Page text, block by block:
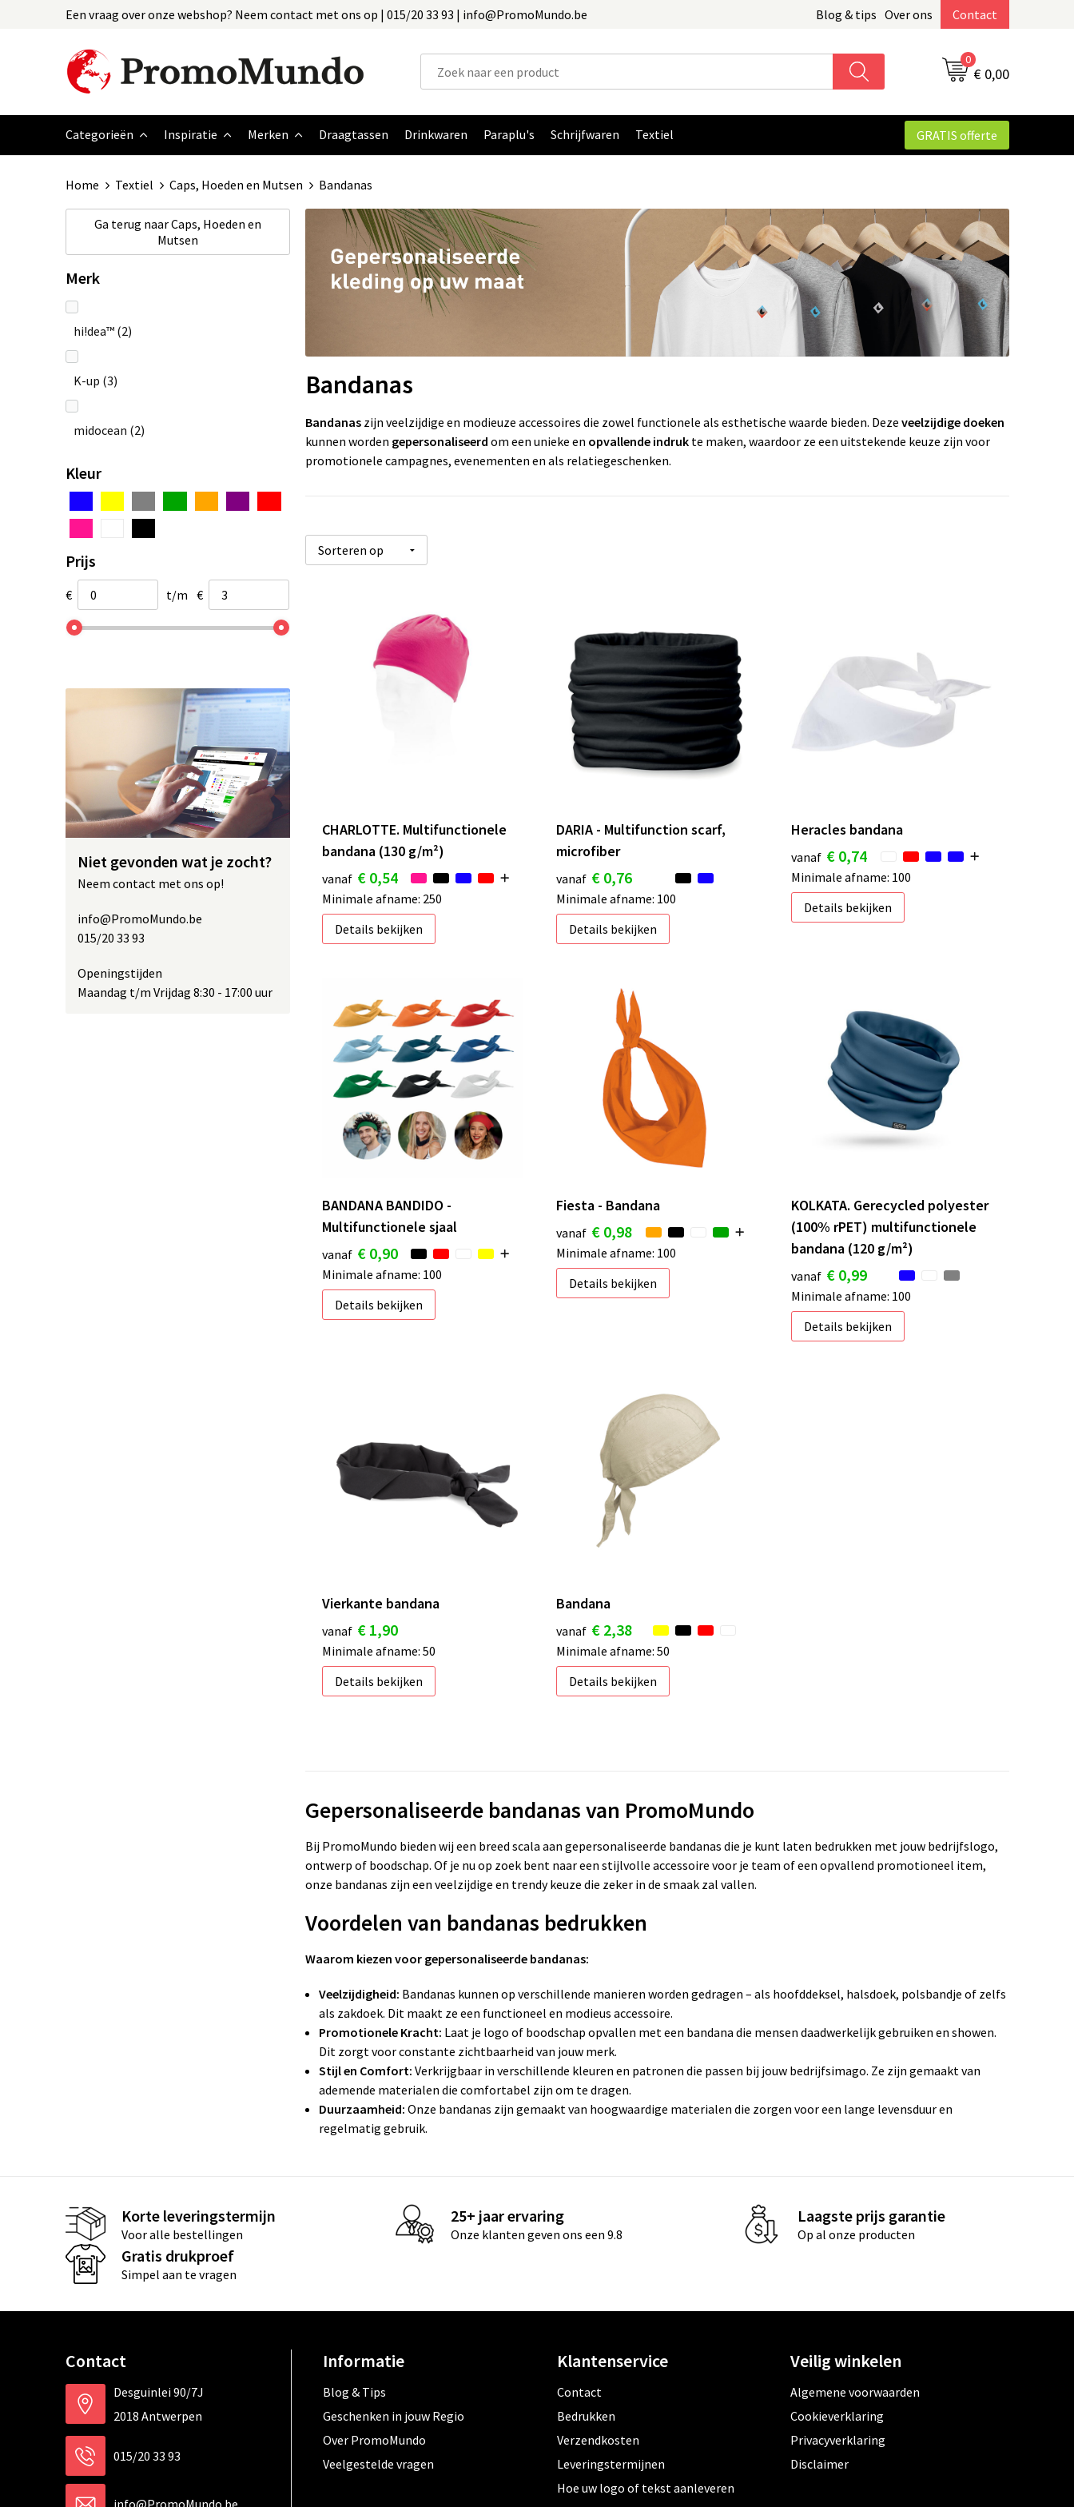
Een vraag over onze webshop? Neem contact met ons op | 015/20 33 93 | info@PromoMundo.be Blog & tips Over ons Contact
0
€ 0,00
Categorieën Inspiratie Merken Draagtassen Drinkwaren Paraplu's Schrijfwaren Textiel GRATIS offerte
Home Textiel Caps, Hoeden en Mutsen Bandanas
Ga terug naarCaps, Hoeden en
Mutsen
Merk
hi!dea™ (2)
K-up (3)
midocean (2)
Kleur
Prijs
€ t/m €
Niet gevonden wat je zocht?
Neem contact met ons op!
info@PromoMundo.be
015/20 33 93
Openingstijden
Maandag t/m Vrijdag 8:30 - 17:00 uur
Bandanas
Bandanas zijn veelzijdige en modieuze accessoires die zowel functionele als esthetische waarde bieden. Deze veelzijdige doeken
kunnen worden gepersonaliseerd om een unieke en opvallende indruk te maken, waardoor ze een uitstekende keuze zijn voor
promotionele campagnes, evenementen en als relatiegeschenken.
CHARLOTTE. Multifunctionele
bandana (130 g/m²)
vanaf € 0,54
Minimale afname: 250
Details bekijken
DARIA - Multifunction scarf,
microfiber
vanaf € 0,76
Minimale afname: 100
Details bekijken
Heracles bandana
vanaf € 0,74
Minimale afname: 100
Details bekijken
BANDANA BANDIDO -
Multifunctionele sjaal
vanaf € 0,90
Minimale afname: 100
Details bekijken
Fiesta - Bandana
vanaf € 0,98
Minimale afname: 100
Details bekijken
KOLKATA. Gerecycled polyester
(100% rPET) multifunctionele
bandana (120 g/m²)
vanaf € 0,99
Minimale afname: 100
Details bekijken
Vierkante bandana
vanaf € 1,90
Minimale afname: 50
Details bekijken
Bandana
vanaf € 2,38
Minimale afname: 50
Details bekijken
Gepersonaliseerde bandanas van PromoMundo
Bij PromoMundo bieden wij een breed scala aan gepersonaliseerde bandanas die je kunt laten bedrukken met jouw bedrijfslogo,
ontwerp of boodschap. Of je nu op zoek bent naar een stijlvolle accessoire voor je team of een opvallend promotioneel item,
onze bandanas zijn een veelzijdige en trendy keuze die zeker in de smaak zal vallen.
Voordelen van bandanas bedrukken
Waarom kiezen voor gepersonaliseerde bandanas:
Veelzijdigheid: Bandanas kunnen op verschillende manieren worden gedragen – als hoofddeksel, halsdoek, polsbandje of zelfs
als zakdoek. Dit maakt ze een functioneel en modieus accessoire.
Promotionele Kracht: Laat je logo of boodschap opvallen met een bandana die mensen daadwerkelijk gebruiken en showen.
Dit zorgt voor constante zichtbaarheid van jouw merk.
Stijl en Comfort: Verkrijgbaar in verschillende kleuren en patronen die passen bij jouw bedrijfsimago. Ze zijn gemaakt van
ademende materialen die comfortabel zijn om te dragen.
Duurzaamheid: Onze bandanas zijn gemaakt van hoogwaardige materialen die zorgen voor een lange levensduur en
regelmatig gebruik.
Korte leveringstermijn
Voor alle bestellingen
25+ jaar ervaring
Onze klanten geven ons een 9.8
Laagste prijs garantie
Op al onze producten
Gratis drukproef
Simpel aan te vragen
Contact
Desguinlei 90/7J
2018 Antwerpen
015/20 33 93
Informatie
Blog & Tips
Geschenken in jouw Regio
Over PromoMundo
Veelgestelde vragen
Klantenservice
Contact
Bedrukken
Verzendkosten
Leveringstermijnen
Hoe uw logo of tekst aanleveren
Veilig winkelen
Algemene voorwaarden
Cookieverklaring
Privacyverklaring
Disclaimer